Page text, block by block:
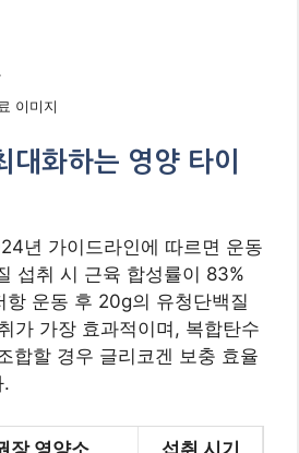
이미지
대화하는 영양 타이
년 가이드라인에 따르면 운동
섭취 시 근육 합성률이 83%
항 운동 후 20g의 유청단백질
가 가장 효과적이며, 복합탄수
합할 경우 글리코겐 보충 효율
.
장 영양소 섭취 시기